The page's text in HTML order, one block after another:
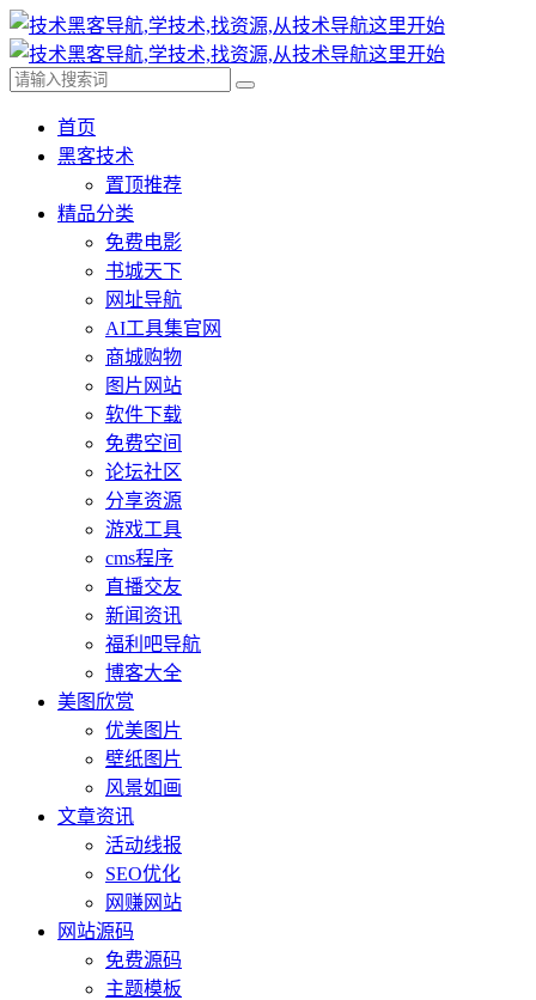
首页
黑客技术
置顶推荐
精品分类
免费电影
书城天下
网址导航
AI工具集官网
商城购物
图片网站
软件下载
免费空间
论坛社区
分享资源
游戏工具
cms程序
直播交友
新闻资讯
福利吧导航
博客大全
美图欣赏
优美图片
壁纸图片
风景如画
文章资讯
活动线报
SEO优化
网赚网站
网站源码
免费源码
主题模板